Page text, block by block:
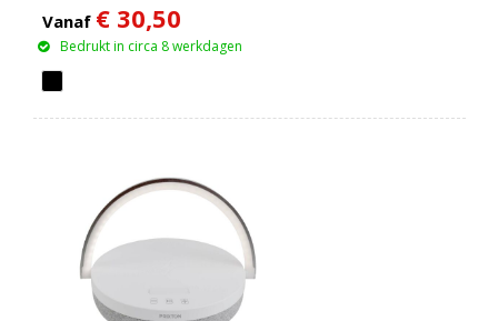
Vanaf € 30,50
Bedrukt in circa 8 werkdagen